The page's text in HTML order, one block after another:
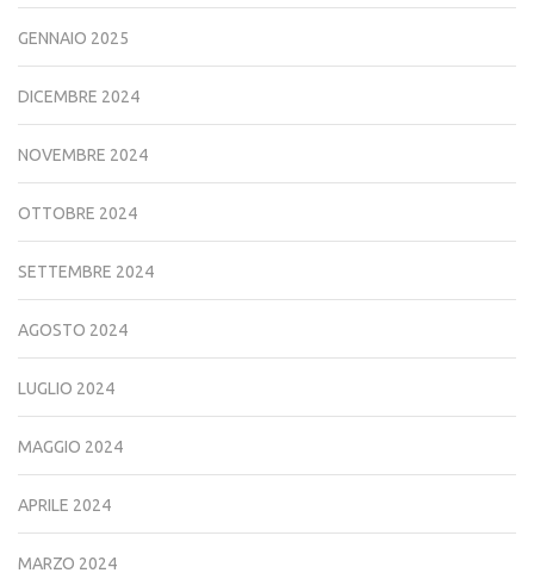
GENNAIO 2025
DICEMBRE 2024
NOVEMBRE 2024
OTTOBRE 2024
SETTEMBRE 2024
AGOSTO 2024
LUGLIO 2024
MAGGIO 2024
APRILE 2024
MARZO 2024